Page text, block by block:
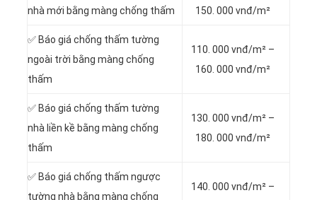
nhà mới bằng màng chống thấm
150. 000 vnđ/m²
✅ Báo giá chống thấm tường
ngoài trời bằng màng chống
thấm
110. 000 vnđ/m² –
160. 000 vnđ/m²
✅ Báo giá chống thấm tường
nhà liền kề bằng màng chống
thấm
130. 000 vnđ/m² –
180. 000 vnđ/m²
✅ Báo giá chống thấm ngược
tường nhà bằng màng chống
140. 000 vnđ/m² –